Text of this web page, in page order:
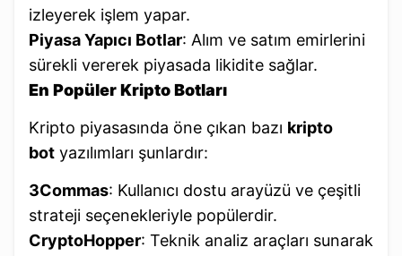
izleyerek işlem yapar.
Piyasa Yapıcı Botlar: Alım ve satım emirlerini
sürekli vererek piyasada likidite sağlar.
En Popüler Kripto Botları
Kripto piyasasında öne çıkan bazı kripto
bot yazılımları şunlardır:
3Commas: Kullanıcı dostu arayüzü ve çeşitli
strateji seçenekleriyle popülerdir.
CryptoHopper: Teknik analiz araçları sunarak